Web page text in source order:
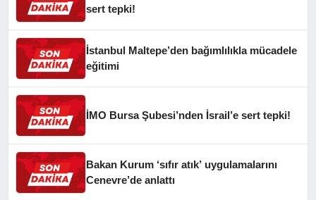
sert tepki!
İstanbul Maltepe’den bağımlılıkla mücadele
eğitimi
İMO Bursa Şubesi’nden İsrail’e sert tepki!
Bakan Kurum ‘sıfır atık’ uygulamalarını
Cenevre’de anlattı